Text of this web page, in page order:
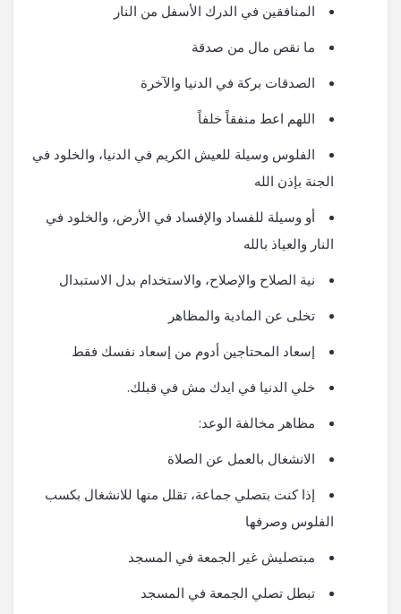
المنافقين في الدرك الأسفل من النار
ما نقص مال من صدقة
الصدقات بركة في الدنيا والآخرة
اللهم اعط منفقاً خلفاً
الفلوس وسيلة للعيش الكريم في الدنيا، والخلود في
الجنة بإذن الله
أو وسيلة للفساد والإفساد في الأرض، والخلود في
النار والعياذ بالله
نية الصلاح والإصلاح، والاستخدام بدل الاستبدال
تخلى عن المادية والمظاهر
إسعاد المحتاجين أدوم من إسعاد نفسك فقط
خلي الدنيا في ايدك مش في قبلك.
مظاهر مخالفة الوعد:
الانشغال بالعمل عن الصلاة
إذا كنت بتصلي جماعة، تقلل منها للانشغال بكسب
الفلوس وصرفها
مبتصليش غير الجمعة في المسجد
تبطل تصلي الجمعة في المسجد